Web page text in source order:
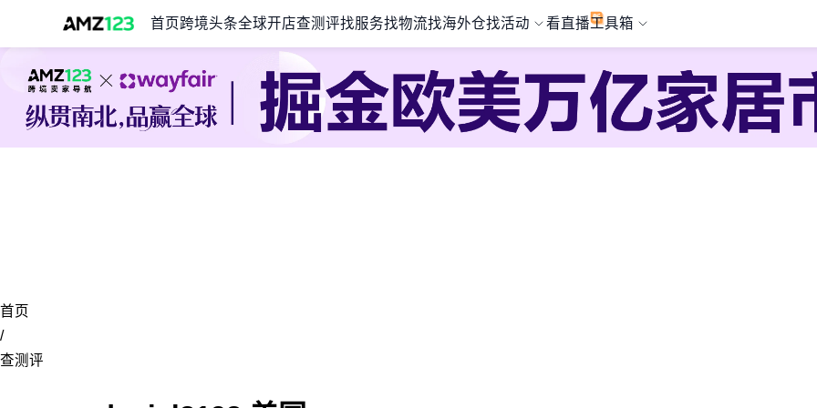
首页 跨境头条全球开店查测评找服务找物流找海外仓找活动 看直播工具箱
首页
/
查测评